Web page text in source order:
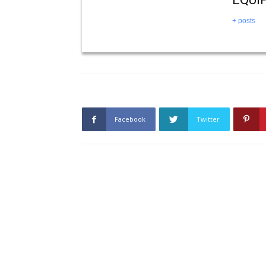
+ posts
Facebook Twitter